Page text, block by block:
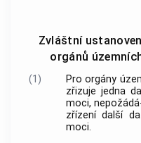
Zvláštní
orgánů
(1)
Pro orgány
zřizuje jedna
moci,
zřízení další
moci.